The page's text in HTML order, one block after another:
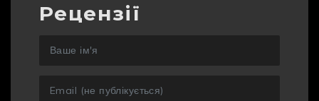
Рецензії